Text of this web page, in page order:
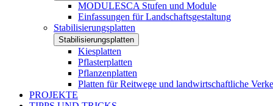
MODULESCA Stufen und Module
Einfassungen für Landschaftsgestaltung
Stabilisierungsplatten
Stabilisierungsplatten
Kiesplatten
Pflasterplatten
Pflanzenplatten
Platten für Reitwege und landwirtschaftliche
PROJEKTE